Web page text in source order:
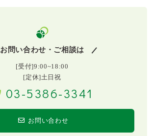
お問い合わせ・ご相談は
[受付]9:00~18:00
[定休]土日祝
03-5386-3341
お問い合わせ